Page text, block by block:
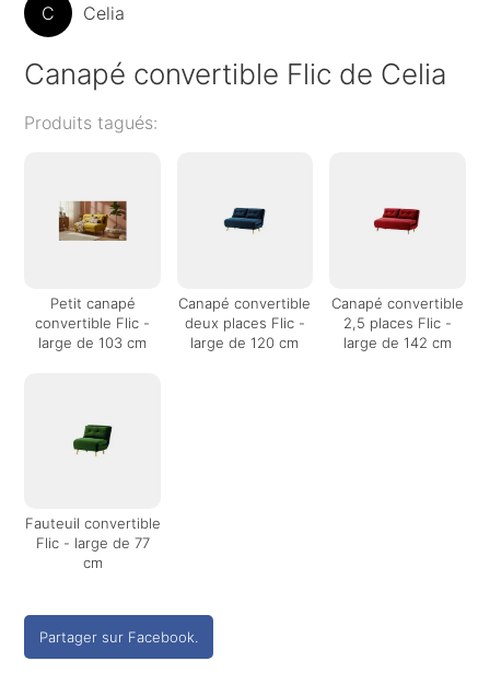
C Celia
Canapé convertible Flic de Celia
Produits tagués:
Petit canapé
convertible Flic -
large de 103 cm
Canapé convertible
deux places Flic -
large de 120 cm
Canapé convertible
2,5 places Flic -
large de 142 cm
Fauteuil convertible
Flic - large de 77
cm
Partager sur Facebook.